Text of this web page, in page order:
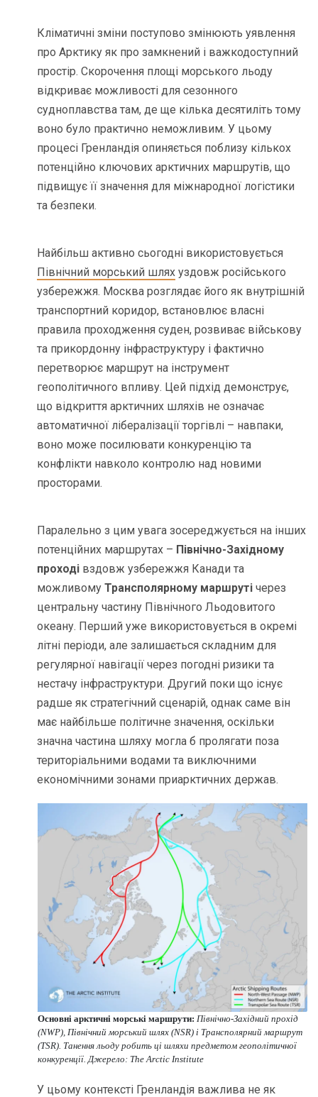
Кліматичні зміни поступово змінюють уявлення
про Арктику як про замкнений і важкодоступний
простір. Скорочення площі морського льоду
відкриває можливості для сезонного
судноплавства там, де ще кілька десятиліть тому
воно було практично неможливим. У цьому
процесі Гренландія опиняється поблизу кількох
потенційно ключових арктичних маршрутів, що
підвищує її значення для міжнародної логістики
та безпеки.
Найбільш активно сьогодні використовується
Північний морський шлях уздовж російського
узбережжя. Москва розглядає його як внутрішній
транспортний коридор, встановлює власні
правила проходження суден, розвиває військову
та прикордонну інфраструктуру і фактично
перетворює маршрут на інструмент
геополітичного впливу. Цей підхід демонструє,
що відкриття арктичних шляхів не означає
автоматичної лібералізації торгівлі – навпаки,
воно може посилювати конкуренцію та
конфлікти навколо контролю над новими
просторами.
Паралельно з цим увага зосереджується на інших
потенційних маршрутах – Північно-Західному
проході вздовж узбережжя Канади та
можливомуТрансполярному маршруті через
центральну частину Північного Льодовитого
океану. Перший уже використовується в окремі
літні періоди, але залишається складним для
регулярної навігації через погодні ризики та
нестачу інфраструктури. Другий поки що існує
радше як стратегічний сценарій, однак саме він
має найбільше політичне значення, оскільки
значна частина шляху могла б пролягати поза
територіальними водами та виключними
економічними зонами приарктичних держав.
Основні арктичні морські маршрути: Північно-Західний прохід
(NWP), Північний морський шлях (NSR) і Трансполярний маршрут
(TSR). Танення льоду робить ці шляхи предметом геополітичної
конкуренції. Джерело: The Arctic Institute
У цьому контексті Гренландія важлива не як